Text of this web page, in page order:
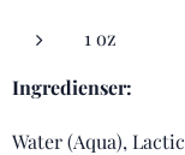
1 oz
Ingredienser:
Water (Aqua),